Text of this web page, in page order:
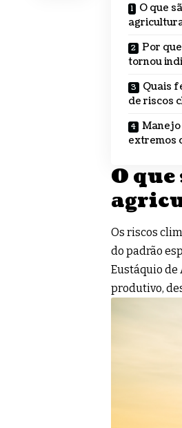
O que
Por
tornou
Quais
de riscos
Manejo
extremos
O
Os riscos
do padrão
Eustáquio de
produtivo,